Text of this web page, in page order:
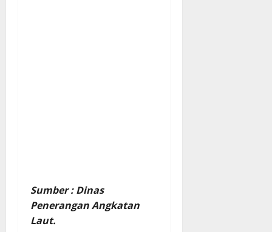
Sumber : Dinas
Penerangan Angkatan
Laut.